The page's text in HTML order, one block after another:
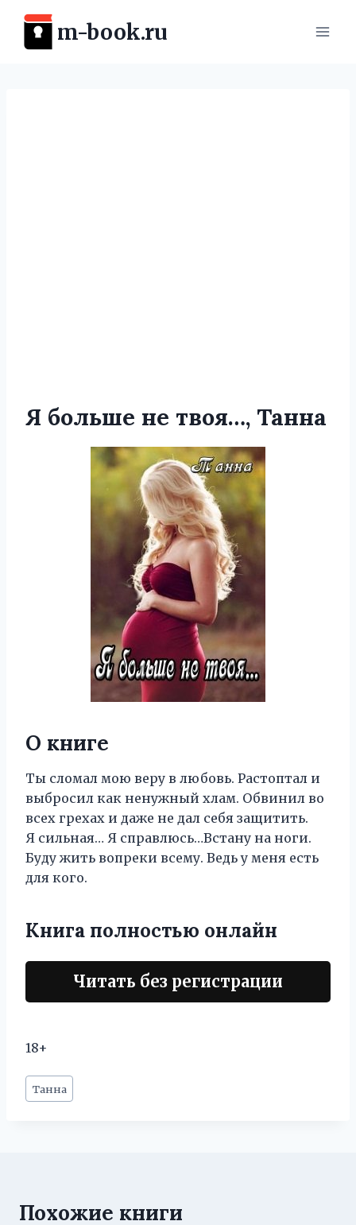
Перейти
содержимому
m-book.ru
Я больше не твоя…, Танна
О книге
Ты сломал мою веру в любовь. Растоптал и
выбросил как ненужный хлам. Обвинил во
всех грехах и даже не дал себя защитить.
Я сильная… Я справлюсь…Встану на ноги.
Буду жить вопреки всему. Ведь у меня есть
для кого.
Книга полностью онлайн
Читать без регистрации
18+
Метки
записи:
Танна
Похожие книги